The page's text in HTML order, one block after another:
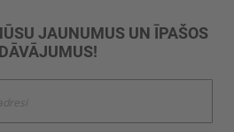
JAUNUMUS UN ĪPAŠOS